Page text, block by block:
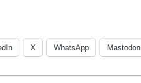
X WhatsApp Mastodon